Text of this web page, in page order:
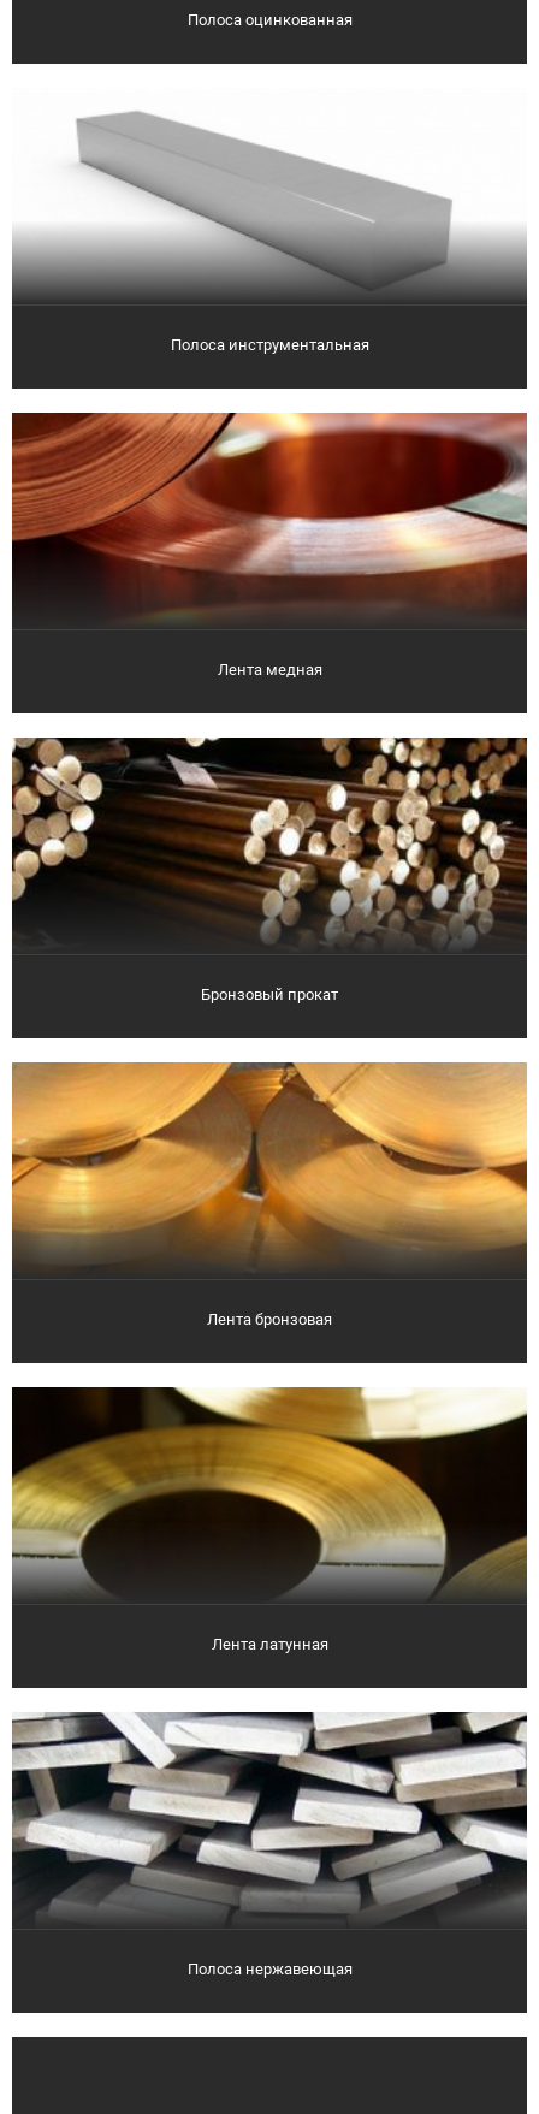
Полоса оцинкованная
Полоса инструментальная
Лента медная
Бронзовый прокат
Лента бронзовая
Лента латунная
Полоса нержавеющая